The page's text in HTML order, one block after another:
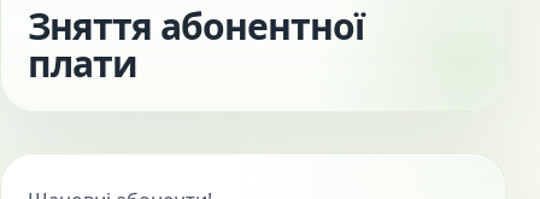
Зняття абонентної
плати